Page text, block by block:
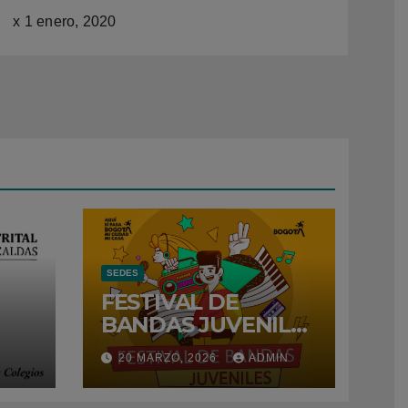
x 1 enero, 2020
SEDES
FESTIVAL DE
BANDAS JUVENILES
– 2026
20 MARZO, 2026 ADMIN